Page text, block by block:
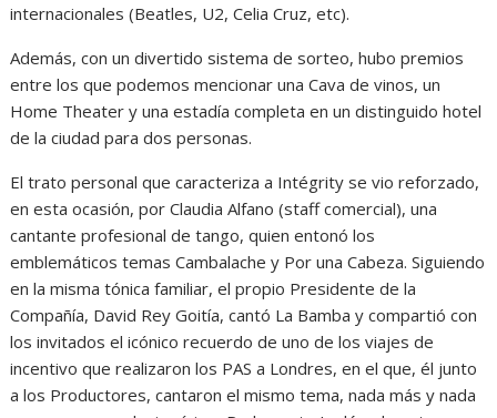
internacionales (Beatles, U2, Celia Cruz, etc).
Además, con un divertido sistema de sorteo, hubo premios
entre los que podemos mencionar una Cava de vinos, un
Home Theater y una estadía completa en un distinguido hotel
de la ciudad para dos personas.
El trato personal que caracteriza a Intégrity se vio reforzado,
en esta ocasión, por Claudia Alfano (staff comercial), una
cantante profesional de tango, quien entonó los
emblemáticos temas Cambalache y Por una Cabeza. Siguiendo
en la misma tónica familiar, el propio Presidente de la
Compañía, David Rey Goitía, cantó La Bamba y compartió con
los invitados el icónico recuerdo de uno de los viajes de
incentivo que realizaron los PAS a Londres, en el que, él junto
a los Productores, cantaron el mismo tema, nada más y nada